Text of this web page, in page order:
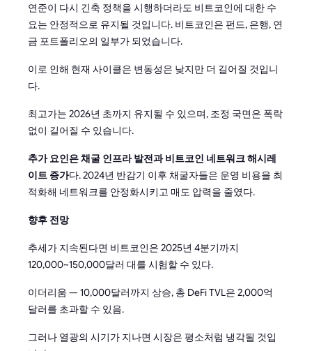
연준이 다시 긴축 정책을 시행하더라도 비트코인에 대한 수
요는 안정적으로 유지될 것입니다. 비트코인은 펀드, 은행, 연
금 포트폴리오의 일부가 되었습니다.
이로 인해 현재 사이클은 변동성은 낮지만 더 길어질 것입니
다.
최고가는 2026년 초까지 유지될 수 있으며, 조정 국면은 폭락
없이 길어질 수 있습니다.
추가 요인은 채굴 인프라 발전과 비트코인 네트워크 해시레
이트 증가다. 2024년 반감기 이후 채굴자들은 운영 비용을 최
적화해 네트워크를 안정화시키고 매도 압력을 줄였다.
향후 전망
추세가 지속된다면 비트코인은 2025년 4분기까지
120,000~150,000달러 대를 시험할 수 있다.
이더리움 — 10,000달러까지 상승, 총 DeFi TVL은 2,000억
달러를 초과할 수 있음.
그러나 열광의 시기가 지나면 시장은 평소처럼 냉각될 것입